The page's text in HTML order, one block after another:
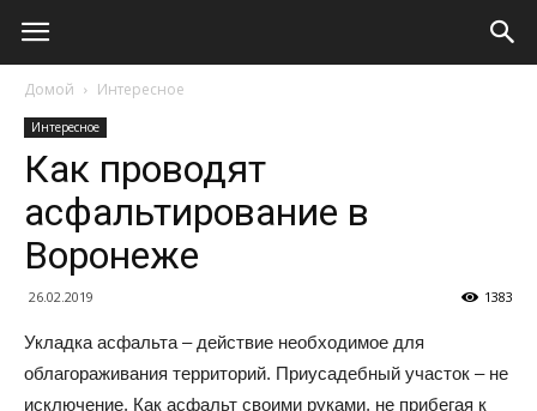
Домой Интересное
Интересное
Как проводят
асфальтирование в
Воронеже
26.02.2019 1383
Укладка асфальта – действие необходимое для
облагораживания территорий. Приусадебный участок – не
исключение. Как асфальт своими руками, не прибегая к